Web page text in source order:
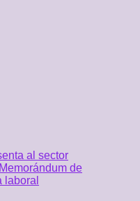
al sector
de
laboral